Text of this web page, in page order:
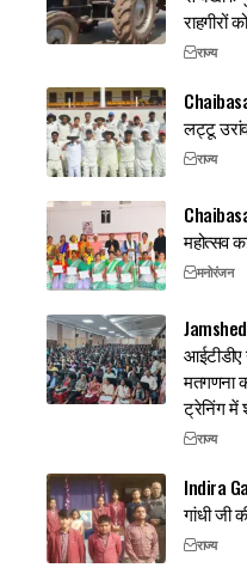
राहगीरों
राज्य
लट्टू
राज्य
महोत्सव
मनोरंजन
आईटीडीए
मतगणना
ट्रेनिंग
राज्य
Indira
गांधी जी
राज्य